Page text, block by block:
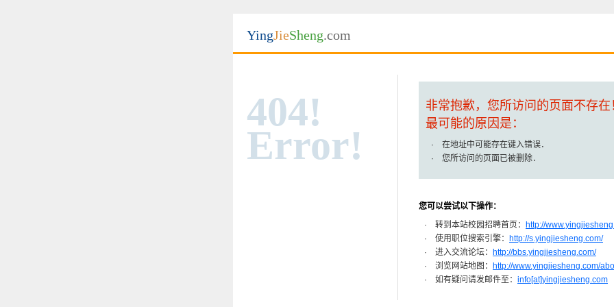
YingJieSheng.com
404!
Error!
非常抱歉，您所访问的页面不存在
最可能的原因是：
· 在地址中可能存在键入错误．
· 您所访问的页面已被删除．
您可以尝试以下操作：
· 转到本站校园招聘首页： http://
· 使用职位搜索引擎： http://s.yingjiesheng.com/
· 进入交流论坛： http://bbs.yingjiesheng.com/
· 浏览网站地图： http://www.yingjiesheng.com/
· 如有疑问请发邮件至： info[at]yingjiesheng.com